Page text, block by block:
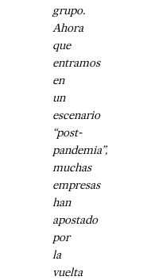
grupo.
Ahora
que
entramos
en
un
escenario
“post-
pandemia”,
muchas
empresas
han
apostado
por
la
vuelta